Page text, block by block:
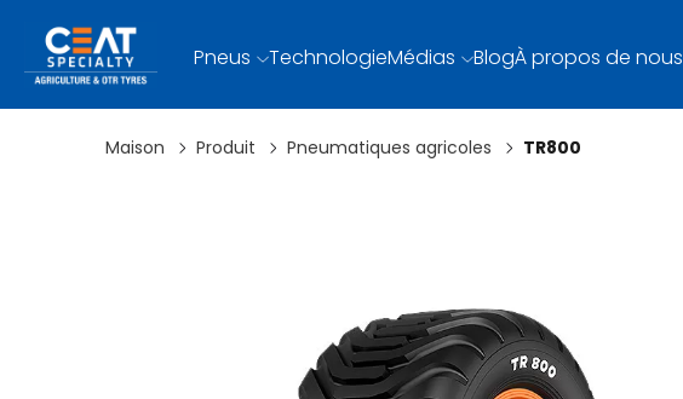
Pneus TechnologieMédias BlogÀ propos de nous
Maison Produit Pneumatiques agricoles TR800